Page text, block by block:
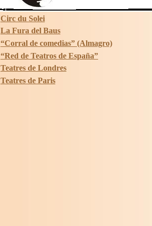
Circ du Solei
La Fura del Baus
“Corral de comedias” (Almagro)
“Red de Teatros de España”
Teatres de Londres
Teatres de Paris